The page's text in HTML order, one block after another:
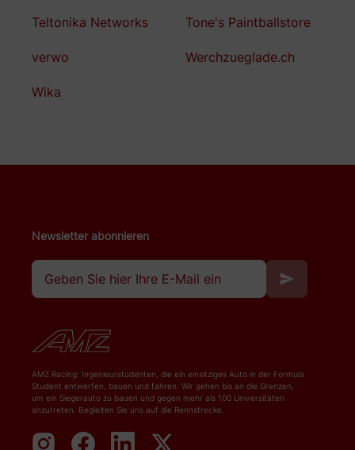
Teltonika Networks Tone's Paintballstore
verwo Werchzueglade.ch
Wika
Newsletter abonnieren
AMZ Racing: Ingenieurstudenten, die ein einsitziges Auto in der Formula
Student entwerfen, bauen und fahren. Wir gehen bis an die Grenzen,
um ein Siegerauto zu bauen und gegen mehr als 100 Universitäten
anzutreten. Begleiten Sie uns auf die Rennstrecke.